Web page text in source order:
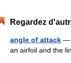
Regardez
angle of attack —
an airfoil and the